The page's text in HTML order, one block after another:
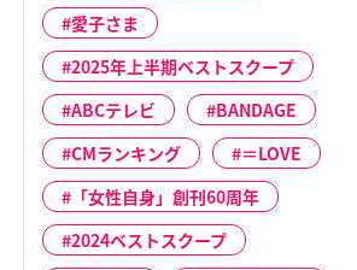
愛子さま
2025年上半期ベストスクープ
ABCテレビ
BANDAGE
CMランキング
＝LOVE
「女性自身」創刊60周年
2024ベストスクープ